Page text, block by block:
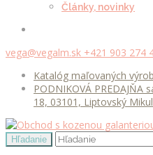
Články, novinky
vega@vegalm.sk +421 903 274
Katalóg maľovaných
PODNIKOVÁ PREDAJŇA
18, 03101, Liptovský